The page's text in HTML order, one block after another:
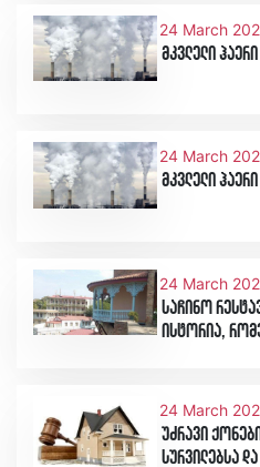
24 March
მკვლელი
24 March
მკვლელი
24 March
საჩინო
ისტორია,
24 March
უძრავი
სურვილებსა